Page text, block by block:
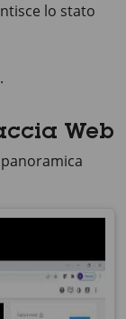
lo stato
Web